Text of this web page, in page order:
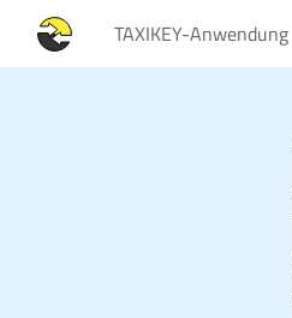
TAXIKEY-Anwendung